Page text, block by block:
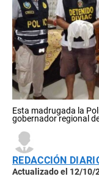
Esta madrugada la
gobernador regional
REDACCIÓN
Actualizado el 12/10/